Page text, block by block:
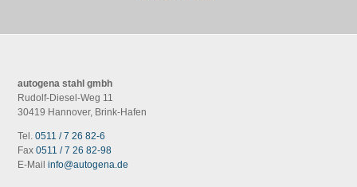
autogena stahl gmbh
Rudolf-Diesel-Weg 11
30419 Hannover, Brink-Hafen
Tel.0511 / 7 26 82-6
Fax0511 / 7 26 82-98
E-Mailinfo@autogena.de